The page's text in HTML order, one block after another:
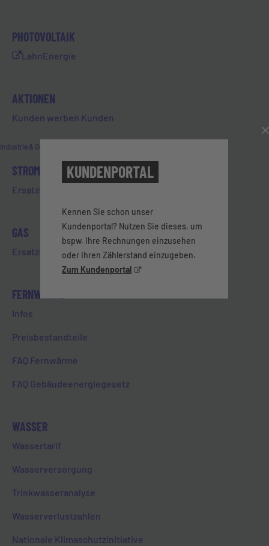
PHOTOVOLTAIK
LahnEnergie
AKTIONEN
Kunden werben Kunden
Industrie & Geschäftskunden
STROM
Ersatzbelieferung Strom
GAS
Ersatzbelieferung Gas
FERNWÄRME
Infos
Preisbestandteile
FAQ Fernwärme
FAQ Gebäudeenergiegesetz
WASSER
Wassertarif
Wasserversorgung
Trinkwasseranalyse
Wasserverlustzahlen
Nationale Klimaschutzinitiative
bis es vollständig ausgeschlichen ist. Das
gechlorte Wasser ist gesundheitlich
Alle News
GESCHÄFTSSTELLE
Ste.-Foy-Straße 36
65549 Limburg
Öffnungszeiten
Fr 8:00-12:30 Uhr
WERKStadt Limburg
65549 Limburg
Öffnungszeiten
Jeden zweiten Samstag im Monat 10:00-13:00 Uhr
KUNDENPORTAL
Kennen Sie schon unser
Kundenportal? Nutzen Sie dieses, um
bspw. Ihre Rechnungen einzusehen
oder Ihren Zählerstand einzugeben.
Zum Kundenportal